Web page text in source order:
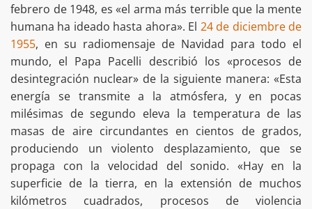
febrero de 1948, es «el arma más terrible que la mente
humana ha ideado hasta ahora». El 24 de diciembre de
1955, en su radiomensaje de Navidad para todo el
mundo, el Papa Pacelli describió los «procesos de
desintegración nuclear» de la siguiente manera: «Esta
energía se transmite a la atmósfera, y en pocas
milésimas de segundo eleva la temperatura de las
masas de aire circundantes en cientos de grados,
produciendo un violento desplazamiento, que se
propaga con la velocidad del sonido. «Hay en la
superficie de la tierra, en la extensión de muchos
kilómetros cuadrados, procesos de violencia